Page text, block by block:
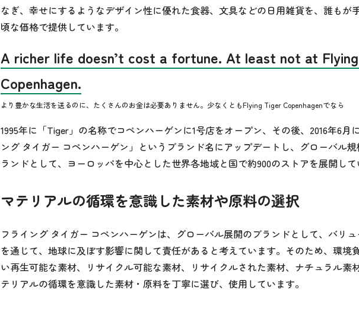
なぎ、幸せにするようなデザイン性に優れた食器、文具などの日用雑貨を、誰もが
頃な価格で提供しています。
A richer life doesn’t cost a fortune. At least not at
Copenhagen.
より豊かな生活を送るのに、たくさんのお金は必要ありません。少なくともFlying Tiger Copenhagenでなら
1995年に「Tiger」の名称でコペンハーゲンに1号店をオープン、その後、2016年6月
ング タイガー コペンハーゲン」というブランド名にアップデートし、グローバル
ランドとして、ヨーロッパを中心とした世界各地域と国で約900のストアを展開して
マテリアルの循環を意識した素材や原料の選択
フライング タイガー コペンハーゲンは、グローバル展開のブランドとして、バリ
を通じて、地球に及ぼす影響に関して責任があると考えています。そのため、環境
い再生可能な素材、リサイクル可能な素材、リサイクルされた素材、ナチュラル素
テリアルの循環を意識した素材・原料を丁寧に選び、使用しています。